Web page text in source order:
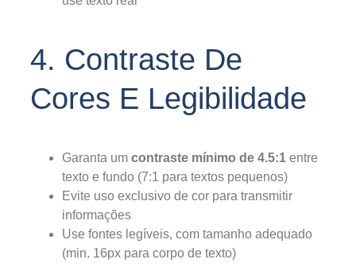
4. Contraste De
Cores E Legibilidade
Garanta um contraste mínimo de 4.5:1 entre
texto e fundo (7:1 para textos pequenos)
Evite uso exclusivo de cor para transmitir
informações
Use fontes legíveis, com tamanho adequado
(min. 16px para corpo de texto)